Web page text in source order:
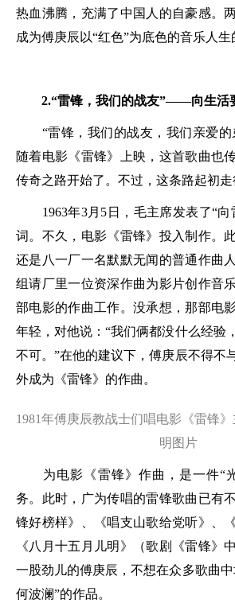
热血沸腾，充满了中国人的自豪感。
成为傅庚辰以“红色”为底色的音乐人生
2.“雷锋，我们的战友”——向生活
“雷锋，我们的战友，我们亲爱的
随着电影《雷锋》上映，这首歌曲也
传奇之路开始了。不过，这条路起初走
1963年3月5日，毛主席发表了“向
词。不久，电影《雷锋》投入制作。
还是八一厂一名默默无闻的普通作曲
组请厂里一位资深作曲为影片创作音
部电影的作曲工作。没承想，那部电
年轻，对他说：“我们俩都没什么经验
不可。”在他的建议下，傅庚辰不得不
外成为《雷锋》的作曲。
1981年傅庚辰教战士们唱电影《雷锋
明图片
为电影《雷锋》作曲，是一件“
务。此时，广为传唱的雷锋歌曲已有
锋好榜样》、《唱支山歌给党听》、
《八月十五月儿明》（歌剧《雷锋》
一股劲儿的傅庚辰，不想在众多歌曲
何波澜”的作品。